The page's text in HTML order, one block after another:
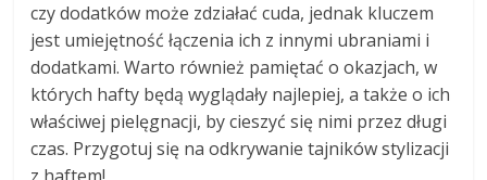
czy dodatków może zdziałać cuda, jednak kluczem
jest umiejętność łączenia ich z innymi ubraniami i
dodatkami. Warto również pamiętać o okazjach, w
których hafty będą wyglądały najlepiej, a także o ich
właściwej pielęgnacji, by cieszyć się nimi przez długi
czas. Przygotuj się na odkrywanie tajników stylizacji